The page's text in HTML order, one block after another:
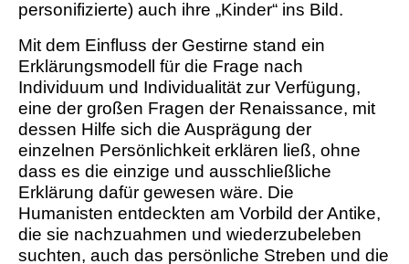
personifizierte) auch ihre „Kinder“ ins Bild.
Mit dem Einfluss der Gestirne stand ein
Erklärungsmodell für die Frage nach
Individuum und Individualität zur Verfügung,
eine der großen Fragen der Renaissance, mit
dessen Hilfe sich die Ausprägung der
einzelnen Persönlichkeit erklären ließ, ohne
dass es die einzige und ausschließliche
Erklärung dafür gewesen wäre. Die
Humanisten entdeckten am Vorbild der Antike,
die sie nachzuahmen und wiederzubeleben
suchten, auch das persönliche Streben und die